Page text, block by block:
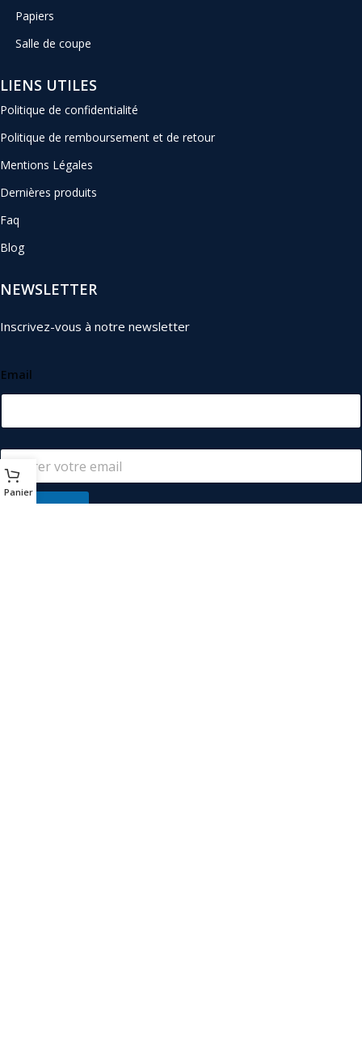
Papiers
Salle de coupe
LIENS UTILES
Politique de confidentialité
Politique de remboursement et de retour
Mentions Légales
Dernières produits
Faq
Blog
NEWSLETTER
Inscrivez-vous à notre newsletter
Email
S'abonner
Panier